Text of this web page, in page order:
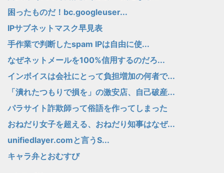
困ったものだ！bc.googleuser...
IPサブネットマスク早見表
手作業で判断したspam IPは自由に使...
なぜネットメールを100%信用するのだろ...
インボイスは会社にとって負担増加の何者で...
「潰れたつもりで損を」の激安店、自己破産...
パラサイト詐欺師って俗語を作ってしまった
おねだり女子を超える、おねだり知事はなぜ...
unifiedlayer.comと言うS...
キャラ弁とおむすび